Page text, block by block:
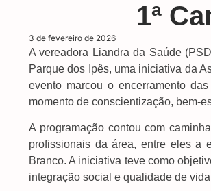
1ª
3 de fevereiro de 2026
A vereadora Liandra da Saúde
Parque dos Ipês, uma iniciativa da
evento marcou o encerramento
momento de conscientização, bem-
A programação contou com
profissionais da área, entre eles a
Branco. A iniciativa teve como
integração social e qualidade de